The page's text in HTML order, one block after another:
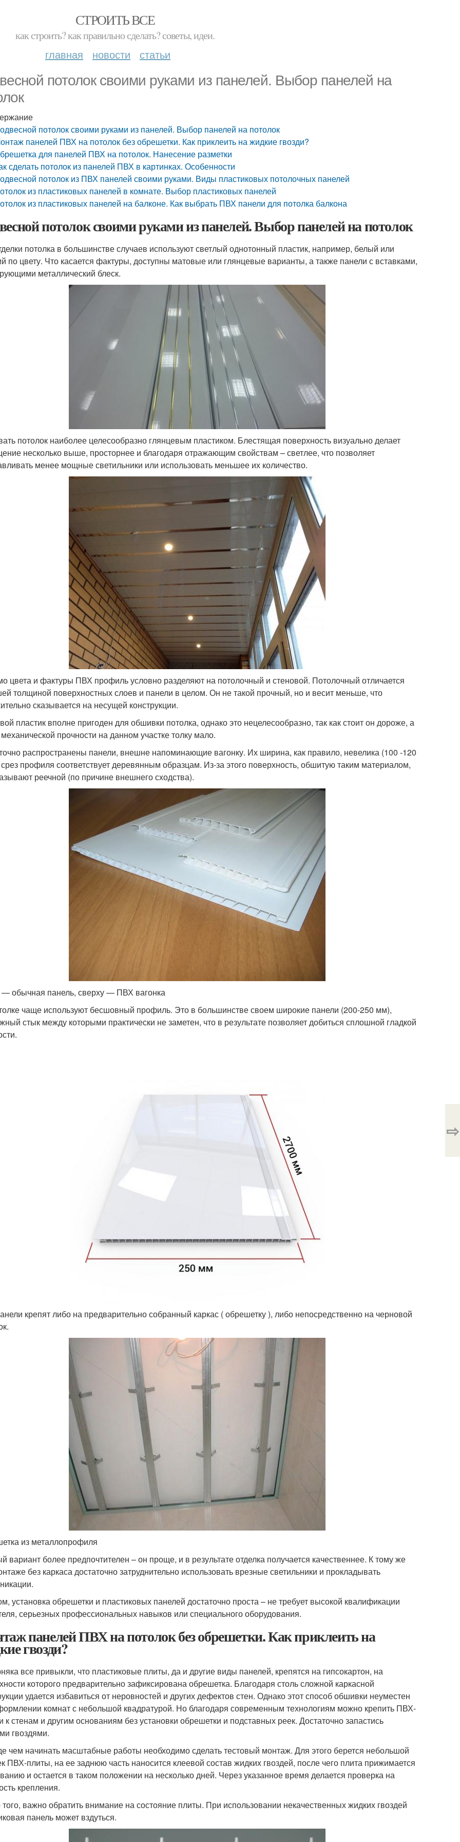
СТРОИТЬ ВСЕ
как строить? как правильно сделать? советы, идеи.
главная новости статьи
потолок своими руками из панелей. Выбор панелей на
потолок своими руками из панелей. Выбор панелей на потолок
панелей ПВХ на потолок без обрешетки. Как приклеить на жидкие гвозди?
для панелей ПВХ на потолок. Нанесение разметки
сделать потолок из панелей ПВХ в картинках. Особенности
потолок из ПВХ панелей своими руками. Виды пластиковых потолочных панелей
из пластиковых панелей в комнате. Выбор пластиковых панелей
из пластиковых панелей на балконе. Как выбрать ПВХ панели для потолка балкона
потолок своими руками из панелей. Выбор панелей на потолок
потолка в большинстве случаев используют светлый однотонный пластик, например, белый или
по цвету. Что касается фактуры, доступны матовые или глянцевые варианты, а также панели с вставками,
металлический блеск.
потолок наиболее целесообразно глянцевым пластиком. Блестящая поверхность визуально делает
несколько выше, просторнее и благодаря отражающим свойствам – светлее, что позволяет
менее мощные светильники или использовать меньшее их количество.
цвета и фактуры ПВХ профиль условно разделяют на потолочный и стеновой. Потолочный отличается
толщиной поверхностных слоев и панели в целом. Он не такой прочный, но и весит меньше, что
сказывается на несущей конструкции.
пластик вполне пригоден для обшивки потолка, однако это нецелесообразно, так как стоит он дороже, а
механической прочности на данном участке толку мало.
распространены панели, внешне напоминающие вагонку. Их ширина, как правило, невелика (100 -120
профиля соответствует деревянным образцам. Из-за этого поверхность, обшитую таким материалом,
реечной (по причине внешнего сходства).
обычная панель, сверху — ПВХ вагонка
чаще используют бесшовный профиль. Это в большинстве своем широкие панели (200-250 мм),
стык между которыми практически не заметен, что в результате позволяет добиться сплошной гладкой
крепят либо на предварительно собранный каркас ( обрешетку ), либо непосредственно на черновой
из металлопрофиля
вариант более предпочтителен – он проще, и в результате отделка получается качественнее. К тому же
без каркаса достаточно затруднительно использовать врезные светильники и прокладывать
установка обрешетки и пластиковых панелей достаточно проста – не требует высокой квалификации
серьезных профессиональных навыков или специального оборудования.
панелей ПВХ на потолок без обрешетки. Как приклеить на
гвозди?
все привыкли, что пластиковые плиты, да и другие виды панелей, крепятся на гипсокартон, на
которого предварительно зафиксирована обрешетка. Благодаря столь сложной каркасной
удается избавиться от неровностей и других дефектов стен. Однако этот способ обшивки неуместен
комнат с небольшой квадратурой. Но благодаря современным технологиям можно крепить ПВХ-
к стенам и другим основаниям без установки обрешетки и подставных реек. Достаточно запастись
гвоздями.
чем начинать масштабные работы необходимо сделать тестовый монтаж. Для этого берется небольшой
ПВХ-плиты, на ее заднюю часть наносится клеевой состав жидких гвоздей, после чего плита прижимается
и остается в таком положении на несколько дней. Через указанное время делается проверка на
крепления.
важно обратить внимание на состояние плиты. При использовании некачественных жидких гвоздей
панель может вздуться.
⇨